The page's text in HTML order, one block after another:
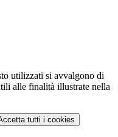
utilizzati si avvalgono di
alle finalità illustrate nella
tutti i cookies